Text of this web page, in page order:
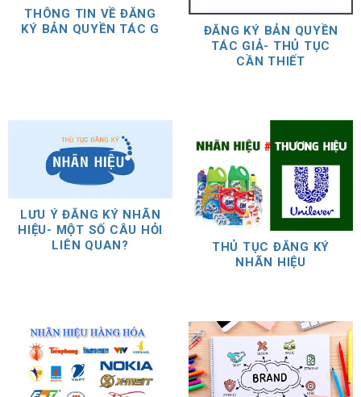
THÔNG TIN VỀ ĐĂNG
KÝ BẢN QUYỀN TÁC G
ĐĂNG KÝ BẢN QUYỀN
TÁC GIẢ- THỦ TỤC
CẦN THIẾT
LƯU Ý ĐĂNG KÝ NHÃN
HIỆU- MỘT SỐ CÂU HỎI
LIÊN QUAN?
THỦ TỤC ĐĂNG KÝ
NHÃN HIỆU